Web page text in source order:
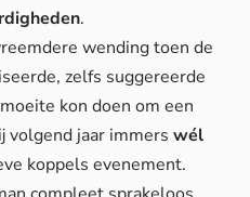
.
wending toen de
zelfs suggereerde
kon doen om een
volgend jaar immers wél
koppels evenement.